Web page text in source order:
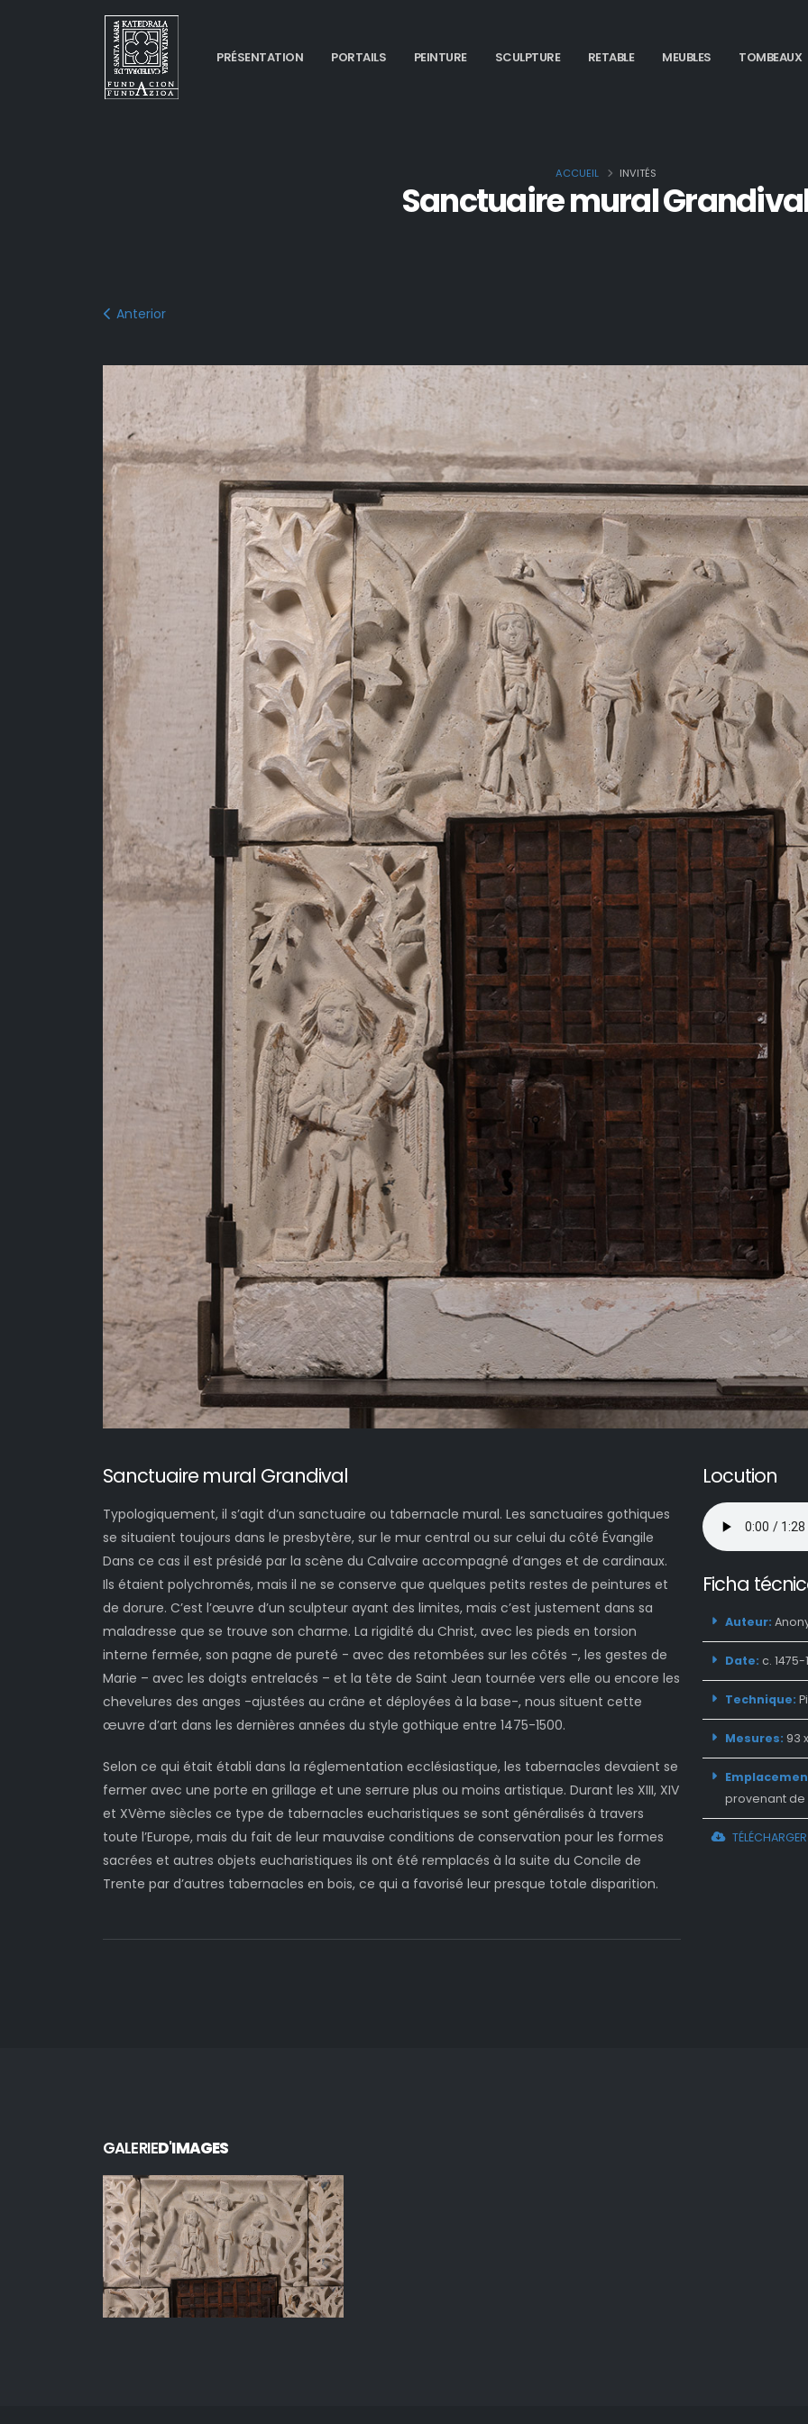
PRÉSENTATION PORTAILS PEINTURE SCULPTURE RETABLE MEUBLES TOMBEAUX
Sanctuaire mural
ACCUEIL INVITÉS
Anterior
Sanctuaire mural Grandival
Typologiquement, il s’agit d’un sanctuaire ou tabernacle mural. Les sanctuaires gothiques
se situaient toujours dans le presbytère, sur le mur central ou sur celui du côté Évangile
Dans ce cas il est présidé par la scène du Calvaire accompagné d’anges et de cardinaux.
Ils étaient polychromés, mais il ne se conserve que quelques petits restes de peintures et
de dorure. C’est l’œuvre d’un sculpteur ayant des limites, mais c’est justement dans sa
maladresse que se trouve son charme. La rigidité du Christ, avec les pieds en torsion
interne fermée, son pagne de pureté - avec des retombées sur les côtés -, les gestes de
Marie – avec les doigts entrelacés – et la tête de Saint Jean tournée vers elle ou encore les
chevelures des anges -ajustées au crâne et déployées à la base-, nous situent cette
œuvre d’art dans les dernières années du style gothique entre 1475-1500.
Selon ce qui était établi dans la réglementation ecclésiastique, les tabernacles devaient se
fermer avec une porte en grillage et une serrure plus ou moins artistique. Durant les XIII, XIV
et XVème siècles ce type de tabernacles eucharistiques se sont généralisés à travers
toute l’Europe, mais du fait de leur mauvaise conditions de conservation pour les formes
sacrées et autres objets eucharistiques ils ont été remplacés à la suite du Concile de
Trente par d’autres tabernacles en bois, ce qui a favorisé leur presque totale disparition.
Locution
Ficha
Auteur:
Date: c. 1475-
Technique:
Mesures: 93
provenant de
GALERIED'IMAGES